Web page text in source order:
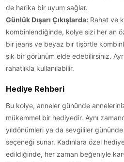
de harika bir uyum sağlar.
Günlük Dışarı Çıkışlarda: Rahat ve
kombinlendiğinde, kolye sizi her an
bir jeans ve beyaz bir tişörtle
şık bir görünüm elde edebilirsiniz.
rahatlıkla kullanılabilir.
Hediye Rehberi
Bu kolye, anneler gününde
mükemmel bir hediyedir. Aynı
yıldönümleri ya da sevgililer
seçeneği sunar. Kadınlara özel
edildiğinde, her zaman beğeniyle